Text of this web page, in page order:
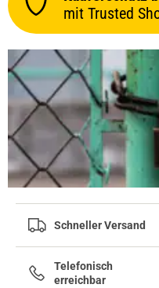
mit Trusted
Schneller Versand
Telefonisch
erreichbar